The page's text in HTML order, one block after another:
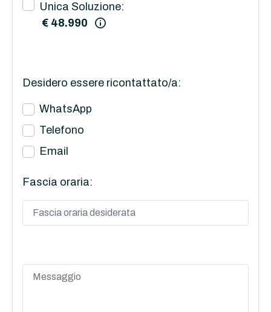
Unica Soluzione:
€ 48.990
Desidero essere ricontattato/a:
WhatsApp
Telefono
Email
Fascia oraria: